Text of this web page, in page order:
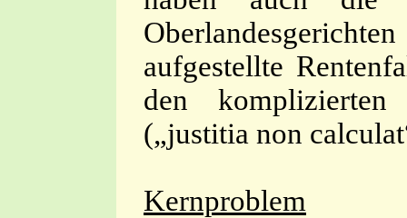
aufgestellte
den
(„justitia non
Kernproblem